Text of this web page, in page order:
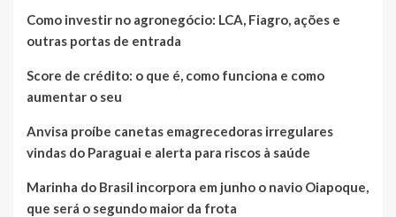
Como investir no agronegócio: LCA, Fiagro, ações e
outras portas de entrada
Score de crédito: o que é, como funciona e como
aumentar o seu
Anvisa proíbe canetas emagrecedoras irregulares
vindas do Paraguai e alerta para riscos à saúde
Marinha do Brasil incorpora em junho o navio Oiapoque,
que será o segundo maior da frota